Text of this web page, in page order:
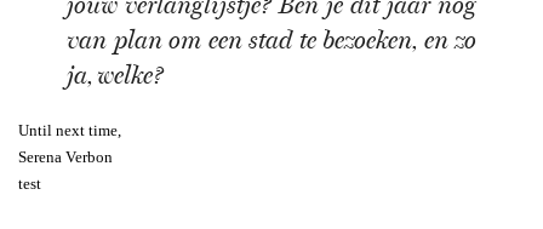
van plan om een stad te bezoeken, en zo
ja, welke?
Until next time,
Serena Verbon
test